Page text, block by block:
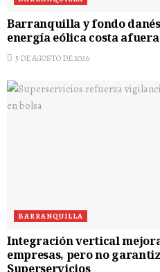
Barranquilla y fondo
energía eólica costa afuera
5 DE AGOSTO DE 2026
BARRANQUILLA
Integración vertical
empresas, pero no